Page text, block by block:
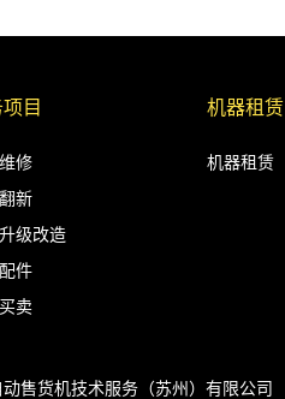
目
修
新
级改造
件
卖
机器租赁
机器租赁
售货机技术服务（苏州）有限公司